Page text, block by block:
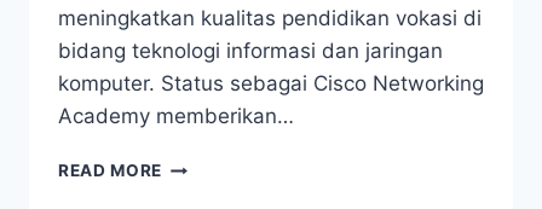
meningkatkan kualitas pendidikan vokasi di
bidang teknologi informasi dan jaringan
komputer. Status sebagai Cisco Networking
Academy memberikan…
READ MORE KONSENTRASI